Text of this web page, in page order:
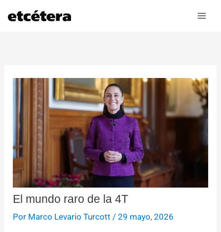
El mundo raro de la 4T
Por Marco Levario Turcott /29 mayo, 2026